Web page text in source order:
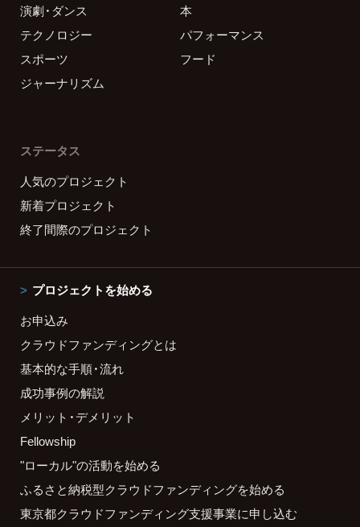
演劇・ダンス
本
テクノロジー
パフォーマンス
スポーツ
フード
ジャーナリズム
ステータス
人気のプロジェクト
新着プロジェクト
終了間際のプロジェクト
プロジェクトを始める
お申込み
クラウドファンディングとは
基本的な手順・流れ
成功事例の解説
メリット・デメリット
Fellowship
"ローカル"の活動を始める
ふるさと納税型クラウドファンディングを始める
東京都クラウドファンディング支援事業に申し込む